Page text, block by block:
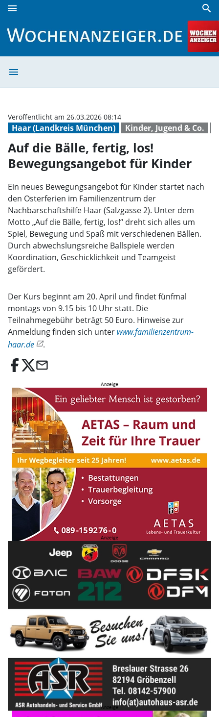
menu search
menu
Haar (Landkreis München) Kinder, Jugend & Co.
Veröffentlicht am 26.03.2026 08:14
Auf die Bälle, fertig, los!
Bewegungsangebot für Kinder
Ein neues Bewegungsangebot für Kinder startet nach
den Osterferien im Familienzentrum der
Nachbarschaftshilfe Haar (Salzgasse 2). Unter dem
Motto „Auf die Bälle, fertig, los!“ dreht sich alles um
Spiel, Bewegung und Spaß mit verschiedenen Bällen.
Durch abwechslungsreiche Ballspiele werden
Koordination, Geschicklichkeit und Teamgeist
gefördert.
Der Kurs beginnt am 20. April und findet fünfmal
montags von 9.15 bis 10 Uhr statt. Die
Teilnahmegebühr beträgt 50 Euro. Hinweise zur
Anmeldung finden sich unter www.familienzentrum-
haar.de
.
email